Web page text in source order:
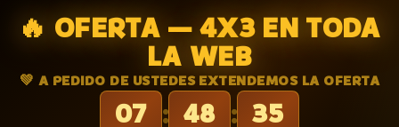
🔥 OFERTA — 4X3 EN TODA
LA WEB
💚 A PEDIDO DE USTEDES EXTENDEMOS LA OFERTA
07 : 48 : 34